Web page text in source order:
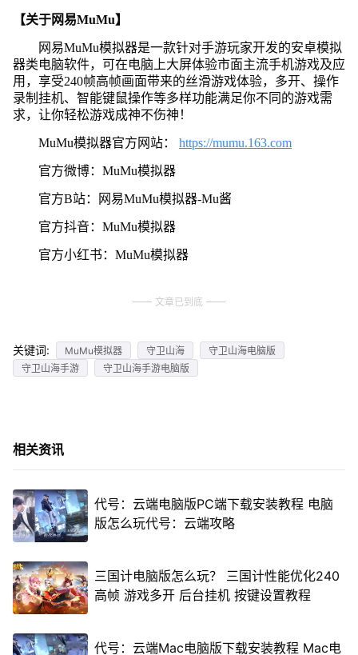
【关于网易MuMu】
网易MuMu模拟器是一款针对手游玩家开发的安卓模拟
器类电脑软件，可在电脑上大屏体验市面主流手机游戏及应
用，享受240帧高帧画面带来的丝滑游戏体验，多开、操作
录制挂机、智能键鼠操作等多样功能满足你不同的游戏需
求，让你轻松游戏成神不伤神！
MuMu模拟器官方网站： https://mumu.163.com
官方微博：MuMu模拟器
官方B站：网易MuMu模拟器-Mu酱
官方抖音：MuMu模拟器
官方小红书：MuMu模拟器
文章已到底
关键词: MuMu模拟器 守卫山海
守卫山海电脑版
守卫山海手游
守卫山海手游电脑版
相关资讯
代号：云端电脑版PC端下载安装教程 电脑
版怎么玩代号：云端攻略
三国计电脑版怎么玩？ 三国计性能优化240
高帧 游戏多开 后台挂机 按键设置教程
代号：云端Mac电脑版下载安装教程 Mac电